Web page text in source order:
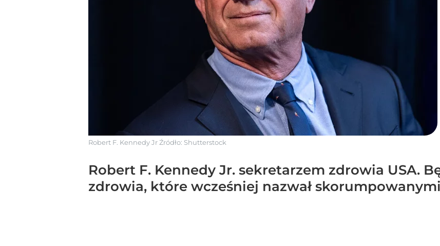
Robert F. Kennedy JrŹródło: Shutterstock
Robert F. Kennedy Jr. sekretarzem zdrowia USA.
zdrowia, które wcześniej nazwał